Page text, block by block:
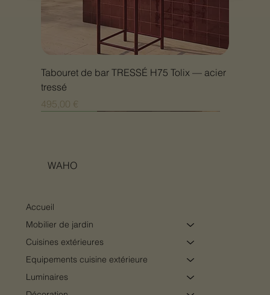
Tabouret de bar TRESSÉ H75 Tolix — acier
tressé
Prix
495,00 €
WAHO
Accueil
Mobilier de jardin
Cuisines extérieures
Equipements cuisine extérieure
Luminaires